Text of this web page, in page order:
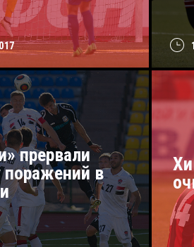
прервали
поражений в